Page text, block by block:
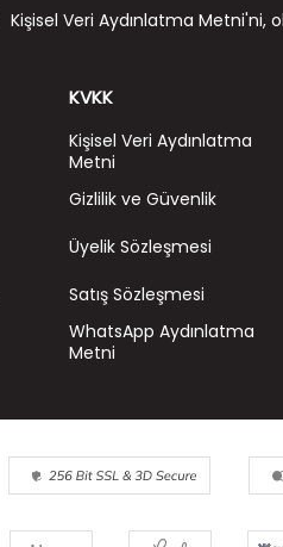
Kişisel Veri Aydınlatma Metni'ni,
KVKK
Kişisel Veri Aydınlatma
Metni
Gizlilik ve Güvenlik
Üyelik Sözleşmesi
Satış Sözleşmesi
WhatsApp Aydınlatma
Metni